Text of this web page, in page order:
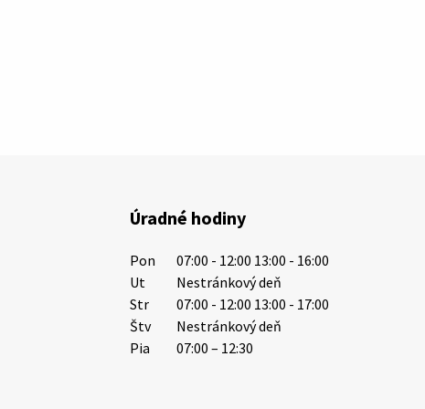
Úradné hodiny
Pon
07:00 - 12:00 13:00 - 16:00
Ut
Nestránkový deň
Str
07:00 - 12:00 13:00 - 17:00
Štv
Nestránkový deň
Pia
07:00 – 12:30